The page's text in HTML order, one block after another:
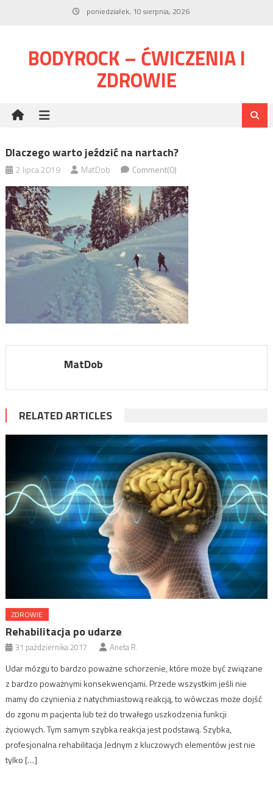
poniedziałek, 10 sierpnia, 2026
BODYROCK – ĆWICZENIA I
ZDROWIE
Dlaczego warto jeździć na nartach?
2 lipca 2019 MatDob Comment(0)
MatDob
RELATED ARTICLES
ZDROWIE
Rehabilitacja po udarze
31 października 2017 Aneta R.
Udar mózgu to bardzo poważne schorzenie, które może być związane
z bardzo poważnymi konsekwencjami. Przede wszystkim jeśli nie
mamy do czynienia z natychmiastową reakcją, to wówczas może dojść
do zgonu m pacjenta lub też do trwałego uszkodzenia funkcji
życiowych. Tym samym szybka reakcja jest podstawą. Szybka,
profesjonalna rehabilitacja Jednym z kluczowych elementów jest nie
tylko […]